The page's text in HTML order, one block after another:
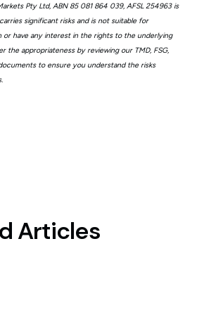
Pty Ltd, ABN 85 081 864 039, AFSL 254963 is
significant risks and is not suitable for
or have any interest in the rights to the underlying
the appropriateness by reviewing our TMD, FSG,
to ensure you understand the risks
Articles